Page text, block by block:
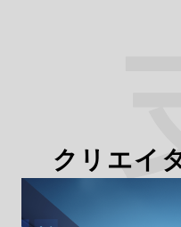
クリエイ